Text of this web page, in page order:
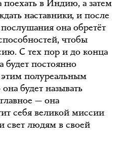
поехать в Индию, а затем
наставники, и после
она обретёт
чтобы
С тех пор и до конца
будет постоянно
этим полуреальным
будет называть
— она
себя великой миссии
свет людям в своей